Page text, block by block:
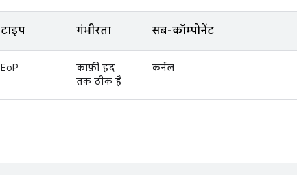
टाइप गंभीरता सब-कॉम्पोनेंट
EoP
काफ़ी हद
तक ठीक है
कर्नेल